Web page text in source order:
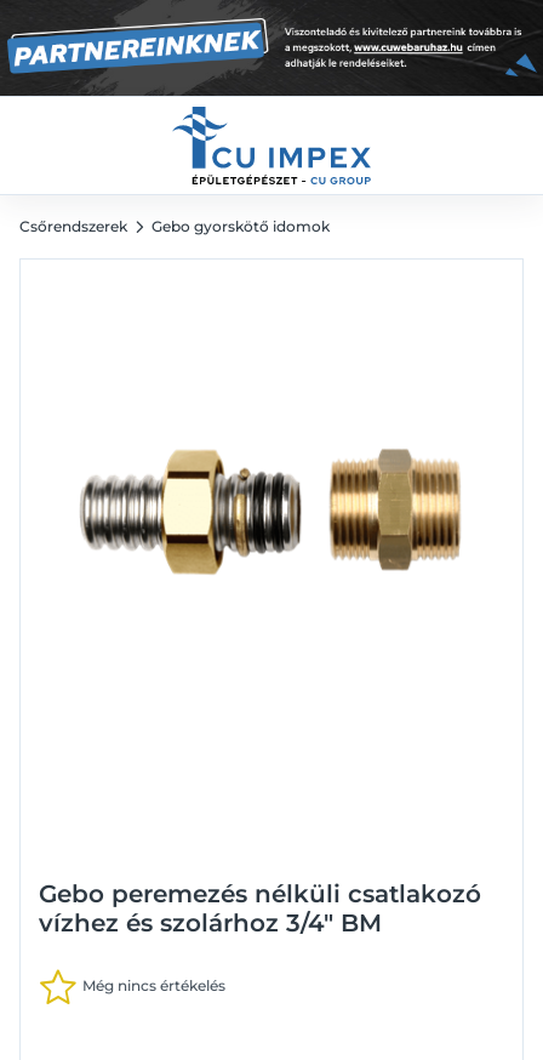
Csőrendszerek Gebo gyorskötő idomok
Gebo peremezés nélküli csatlakozó
vízhez és szolárhoz 3/4" BM
Még nincs értékelés
5 186 Ft